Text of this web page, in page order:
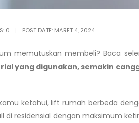
0 POST DATE: MARET 4, 2024
memutuskan membeli? Baca
yang digunakan, semakin
ketahui, lift rumah berbeda
di residensial dengan maksimum